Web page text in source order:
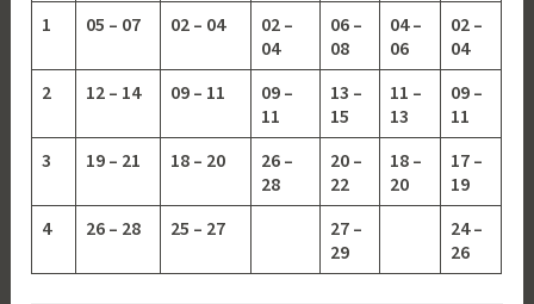
1
05 – 07 02 – 04
02 –
04
06 –
08
04 –
06
02 –
04
2
12 – 14 09 – 11
09 –
11
13 –
15
11 –
13
09 –
11
3
19 – 21 18 – 20
26 –
28
20 –
22
18 –
20
17 –
19
4
26 – 28 25 – 27
27 –
29
24 –
26